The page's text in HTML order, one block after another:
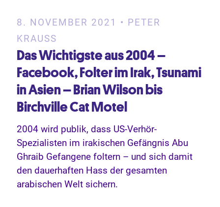
8. NOVEMBER 2021 • PETER
KRAUSS
Das Wichtigste aus 2004 –
Facebook, Folter im Irak, Tsunami
in Asien – Brian Wilson bis
Birchville Cat Motel
2004 wird publik, dass US-Verhör-
Spezialisten im irakischen Gefängnis Abu
Ghraib Gefangene foltern – und sich damit
den dauerhaften Hass der gesamten
arabischen Welt sichern.